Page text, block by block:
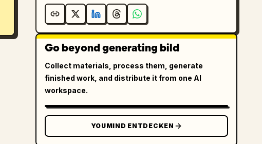
Go beyond generating bild
Collect materials, process them, generate
finished work, and distribute it from one AI
workspace.
YOUMIND ENTDECKEN